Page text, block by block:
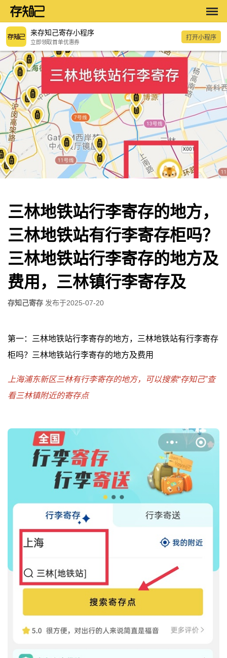
来存知己寄存小程序
立即领取首单优惠券
打开小程序
三林地铁站行李寄存的地方，
三林地铁站有行李寄存柜吗？
三林地铁站行李寄存的地方及
费用，三林镇行李寄存及
存知己寄存 发布于2025-07-20
第一：三林地铁站行李寄存的地方，三林地铁站有行李寄存
柜吗？三林地铁站行李寄存的地方及费用
上海浦东新区三林有行李寄存的地方，可以搜索“存知己”查
看三林镇附近的寄存点